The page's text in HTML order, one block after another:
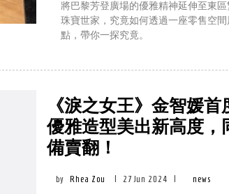
將巴黎芳登廣場的優雅精神延伸至東
珠寶世家，究竟如何透過一座零售空
點，帶你一探究竟。
《淚之女王》金智媛
優雅造型美出新高度，
備賣翻！
by Rhea Zou 27 Jun 2024 news